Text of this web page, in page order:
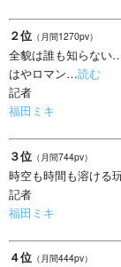
２位 （月間1270pv）
全貌は誰も知らない
はやロマン…読む
記者
福田ミキ
３位 （月間744pv）
時空も時間も溶ける
記者
福田ミキ
４位 （月間444pv）